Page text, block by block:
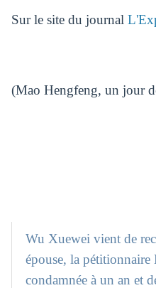
Sur le site du journal
(Mao Hengfeng, un jour
Wu Xuewei vient de
épouse, la
condamnée à un an et